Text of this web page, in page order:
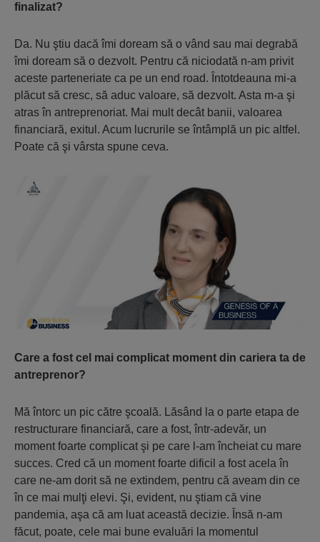
finalizat?
Da. Nu ştiu dacă îmi doream să o vând sau mai degrabă
îmi doream să o dezvolt. Pentru că niciodată n-am privit
aceste parteneriate ca pe un end road. Întotdeauna mi-a
plăcut să cresc, să aduc valoare, să dezvolt. Asta m-a şi
atras în antreprenoriat. Mai mult decât banii, valoarea
financiară, exitul. Acum lucrurile se întâmplă un pic altfel.
Poate că şi vârsta spune ceva.
Care a fost cel mai complicat moment din cariera ta de
antreprenor?
Mă întorc un pic către şcoală. Lăsând la o parte etapa de
restructurare financiară, care a fost, într-adevăr, un
moment foarte complicat şi pe care l-am încheiat cu mare
succes. Cred că un moment foarte dificil a fost acela în
care ne-am dorit să ne extindem, pentru că aveam din ce
în ce mai mulţi elevi. Şi, evident, nu ştiam că vine
pandemia, aşa că am luat această decizie. Însă n-am
făcut, poate, cele mai bune evaluări la momentul